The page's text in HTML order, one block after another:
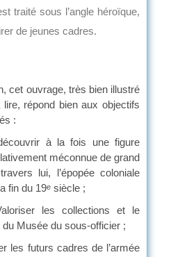
traité sous l’angle héroïque,
de jeunes cadres.
cet ouvrage, très bien illustré
lire, répond bien aux objectifs
:
à la fois une figure
méconnue de grand
lui, l’épopée coloniale
fin du 19e siècle ;
les collections et le
du Musée du sous-officier ;
les futurs cadres de l’armée